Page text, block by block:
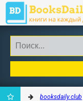
booksdaily.club